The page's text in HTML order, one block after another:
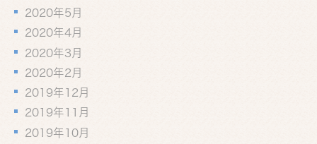
2020年5月
2020年4月
2020年3月
2020年2月
2019年12月
2019年11月
2019年10月